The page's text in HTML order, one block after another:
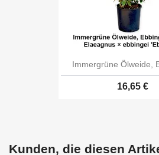
Immergrüne Ölweide,
16,65 €
Kunden, die diesen